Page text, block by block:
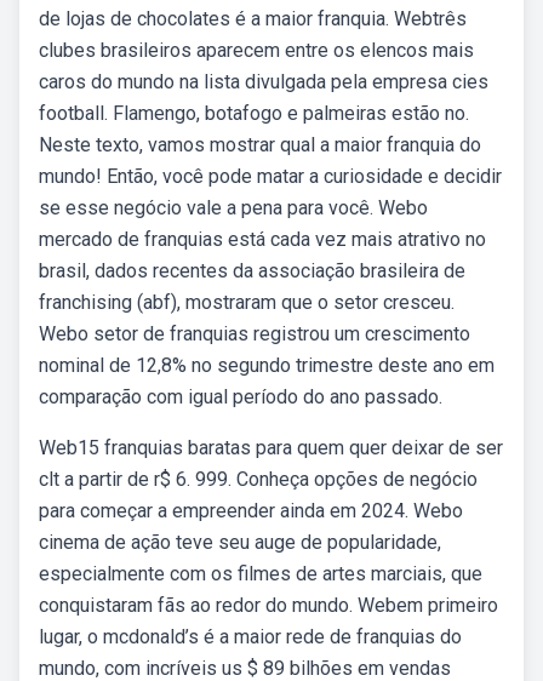
de lojas de chocolates é a maior franquia. Webtrês
clubes brasileiros aparecem entre os elencos mais
caros do mundo na lista divulgada pela empresa cies
football. Flamengo, botafogo e palmeiras estão no.
Neste texto, vamos mostrar qual a maior franquia do
mundo! Então, você pode matar a curiosidade e decidir
se esse negócio vale a pena para você. Webo
mercado de franquias está cada vez mais atrativo no
brasil, dados recentes da associação brasileira de
franchising (abf), mostraram que o setor cresceu.
Webo setor de franquias registrou um crescimento
nominal de 12,8% no segundo trimestre deste ano em
comparação com igual período do ano passado.
Web15 franquias baratas para quem quer deixar de ser
clt a partir de r$ 6. 999. Conheça opções de negócio
para começar a empreender ainda em 2024. Webo
cinema de ação teve seu auge de popularidade,
especialmente com os filmes de artes marciais, que
conquistaram fãs ao redor do mundo. Webem primeiro
lugar, o mcdonald’s é a maior rede de franquias do
mundo, com incríveis us $ 89 bilhões em vendas